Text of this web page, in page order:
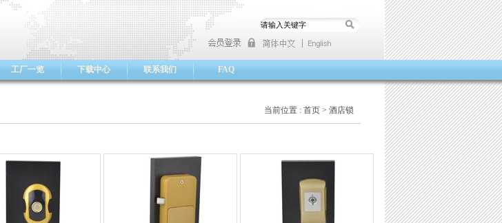
工厂一览 下载中心 联系我们 FAQ
当前位置 : 首页> 酒店锁